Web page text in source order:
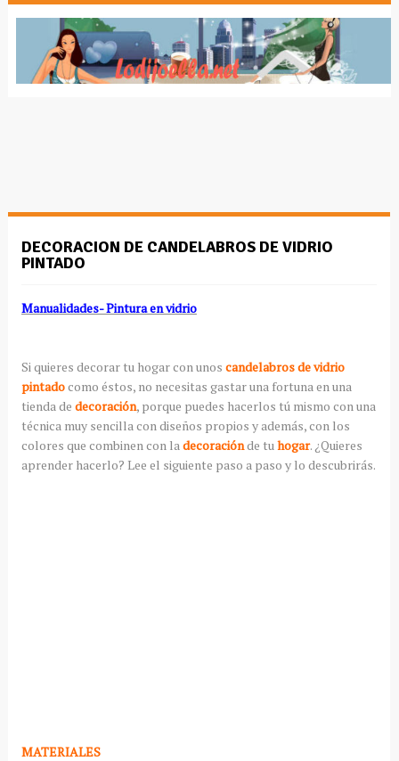
DECORACION DE CANDELABROS DE VIDRIO
PINTADO
Manualidades- Pintura en vidrio
Si quieres decorar tu hogar con unos candelabros de vidrio
pintadocomo éstos, no necesitas gastar una fortuna en una
tienda de decoración, porque puedes hacerlos tú mismo con una
técnica muy sencilla con diseños propios y además, con los
colores que combinen con la decoraciónde tu hogar. ¿Quieres
aprender hacerlo? Lee el siguiente paso a paso y lo descubrirás.
MATERIALES